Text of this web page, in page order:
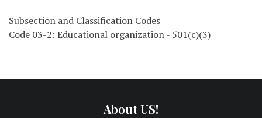
Subsection and Classification Codes
Code 03-2: Educational organization - 501(c)(3)
About US!